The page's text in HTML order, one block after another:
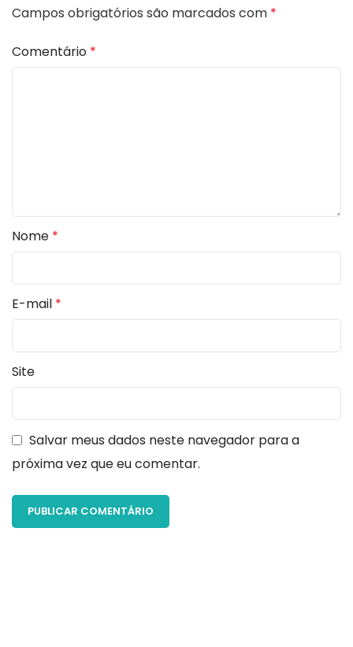
Campos obrigatórios são marcados com *
Comentário *
Nome *
E-mail *
Site
Salvar meus dados neste navegador para a
próxima vez que eu comentar.